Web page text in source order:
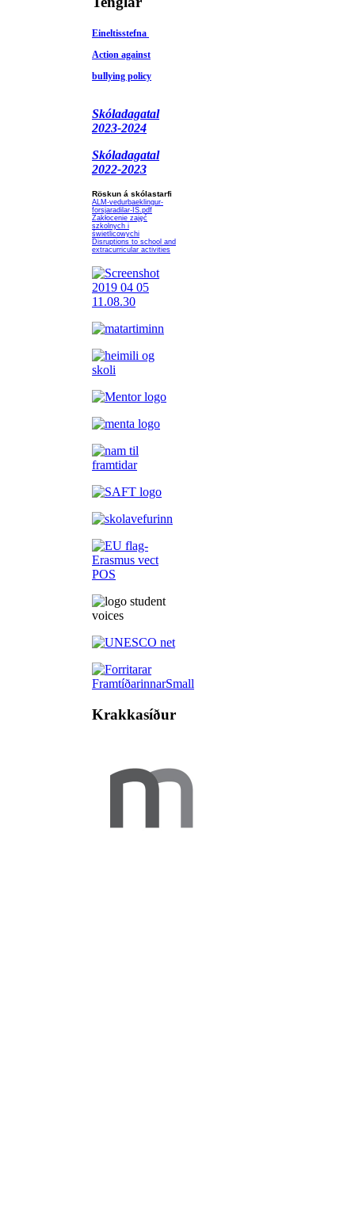
Eineltisstefna
Action against
bullying policy
Skóladagatal
2023-2024
Skóladagatal
2022-2023
Röskun á skólastarfi
ALM-vedurbaeklingur-
forsjaradilar-IS.pdf
Zakłocenie zajęć
szkolnych i
świetlicowychi
Disruptions to school and
extracurricular activities
Krakkasíður